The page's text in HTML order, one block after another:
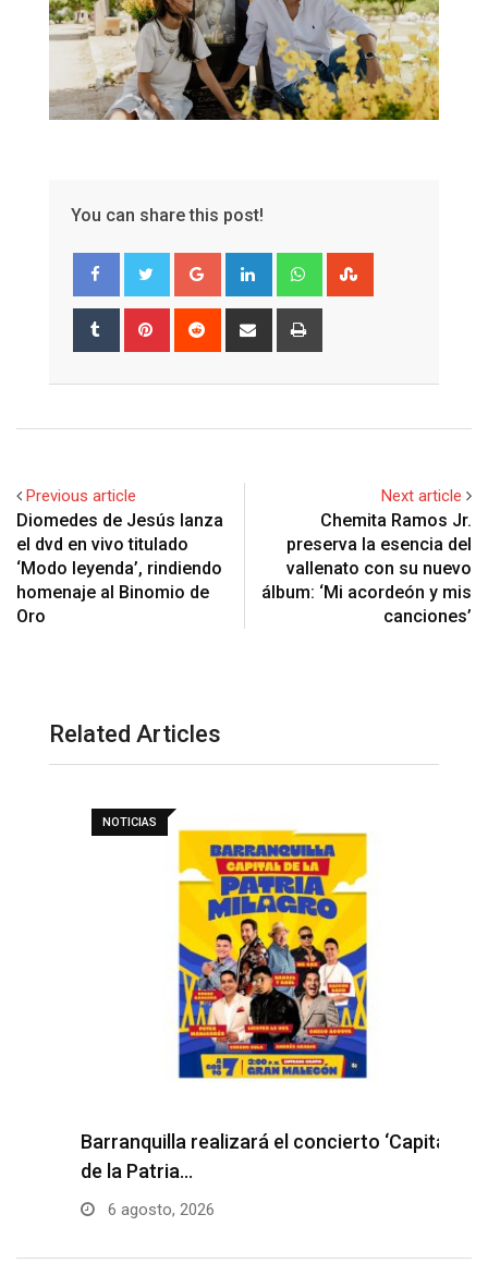
You can share this post!
Google+ LinkedIn Whatsapp
Tumblr Pinterest Reddit
Share
Previous article
Diomedes de Jesús lanza
el dvd en vivo titulado
‘Modo leyenda’, rindiendo
homenaje al Binomio de
Oro
Next article
Chemita Ramos Jr.
preserva la esencia del
vallenato con su nuevo
álbum: ‘Mi acordeón y mis
canciones’
Related Articles
NOTICIAS
Barranquilla realizará el concierto ‘Capital
de la Patria…
6 agosto, 2026